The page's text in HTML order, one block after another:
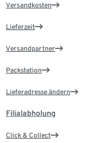
Versandkosten
Lieferzeit
Versandpartner
Packstation
Lieferadresse ändern
Filialabholung
Click & Collect